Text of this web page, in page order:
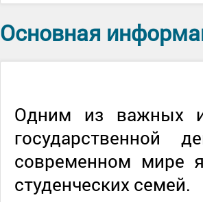
Основная
Одним из важных и
государственной
современном мире
студенческих семей.